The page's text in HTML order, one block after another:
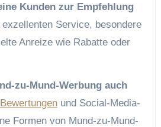
Kunden zur Empfehlung
Service, besondere
Anreize wie Rabatte oder
zu-Mund-Werbung auch
und Social-Media-
Formen von Mund-zu-Mund-